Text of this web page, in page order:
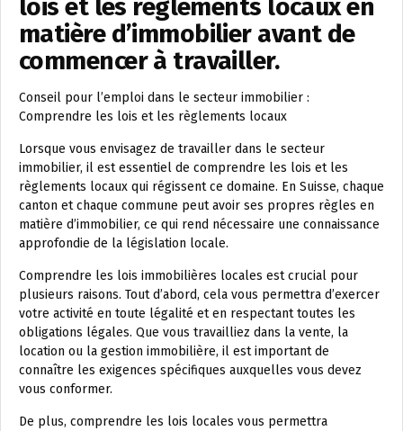
lois et les règlements locaux en
matière d’immobilier avant de
commencer à travailler.
Conseil pour l’emploi dans le secteur immobilier :
Comprendre les lois et les règlements locaux
Lorsque vous envisagez de travailler dans le secteur
immobilier, il est essentiel de comprendre les lois et les
règlements locaux qui régissent ce domaine. En Suisse, chaque
canton et chaque commune peut avoir ses propres règles en
matière d’immobilier, ce qui rend nécessaire une connaissance
approfondie de la législation locale.
Comprendre les lois immobilières locales est crucial pour
plusieurs raisons. Tout d’abord, cela vous permettra d’exercer
votre activité en toute légalité et en respectant toutes les
obligations légales. Que vous travailliez dans la vente, la
location ou la gestion immobilière, il est important de
connaître les exigences spécifiques auxquelles vous devez
vous conformer.
De plus, comprendre les lois locales vous permettra